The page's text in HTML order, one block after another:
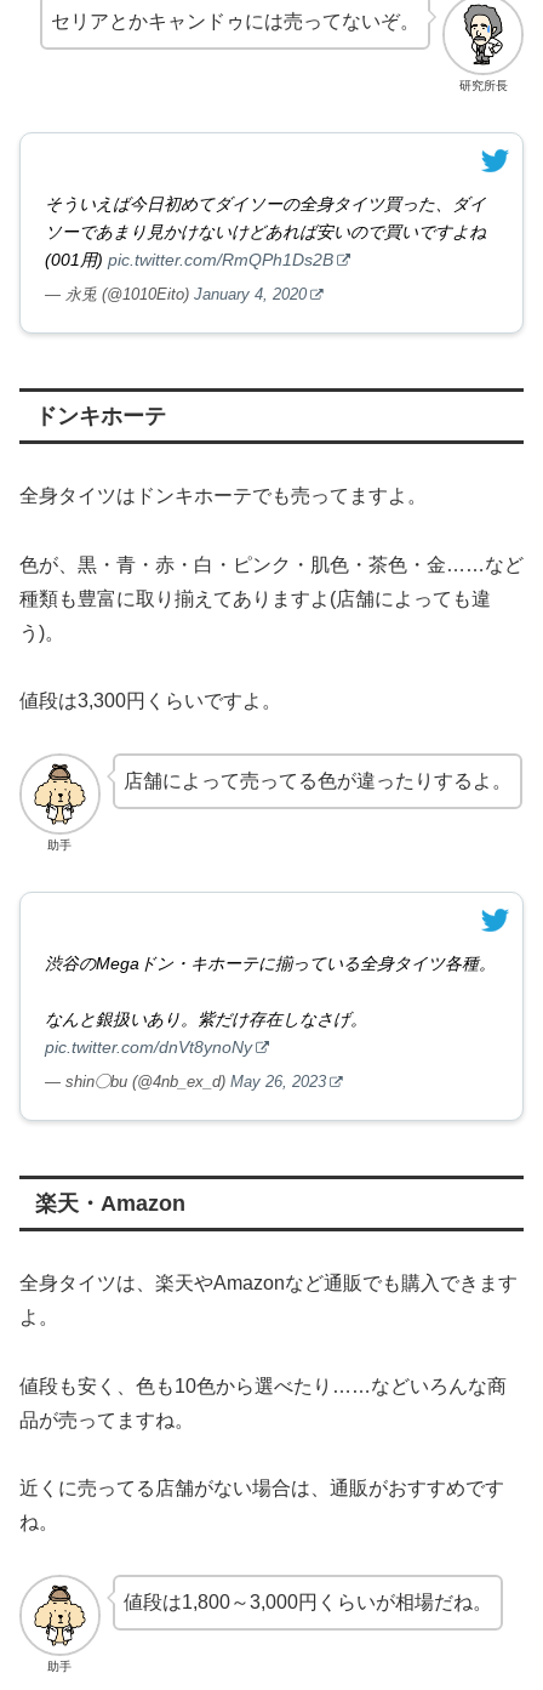
研究所長
セリアとかキャンドゥには売ってないぞ。
そういえば今日初めてダイソーの全身タイツ買った、ダイ
ソーであまり見かけないけどあれば安いので買いですよね
(001用) pic.twitter.com/RmQPh1Ds2B
— 永兎 (@1010Eito) January 4, 2020
ドンキホーテ
全身タイツはドンキホーテでも売ってますよ。
色が、黒・青・赤・白・ピンク・肌色・茶色・金……など
種類も豊富に取り揃えてありますよ(店舗によっても違
う)。
値段は3,300円くらいですよ。
助手
店舗によって売ってる色が違ったりするよ。
渋谷のMegaドン・キホーテに揃っている全身タイツ各種。
なんと銀扱いあり。紫だけ存在しなさげ。
pic.twitter.com/dnVt8ynoNy
— shin◯bu (@4nb_ex_d) May 26, 2023
楽天・Amazon
全身タイツは、楽天やAmazonなど通販でも購入できます
よ。
値段も安く、色も10色から選べたり……などいろんな商
品が売ってますね。
近くに売ってる店舗がない場合は、通販がおすすめです
ね。
助手
値段は1,800～3,000円くらいが相場だね。